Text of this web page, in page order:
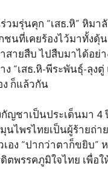
วมรุ่นคุก “เสธ.หิ” หิม
นที่เคยร้องไว้มาทั้งดุ้น
ายสืบ ไปสืบมาได้อย่า
“เสธ.หิ-พีระพันธุ์-ลุงตู่
ก็แล้วกัน
ชาเป็นประเด็นมา 4
ไพรไทยเป็นผู้ร้ายถ่า
อง “ปากว่าตาก็ขยิบ”
ตพรรคภูมิใจไทย เพื่อ